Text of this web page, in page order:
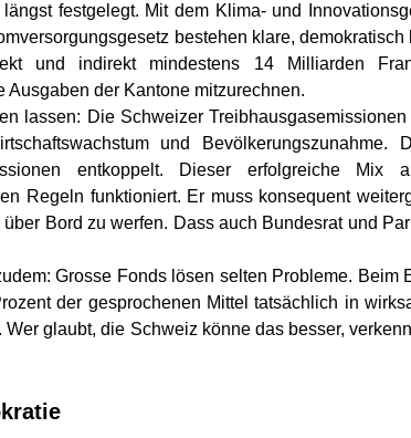
festgelegt. Mit dem Klima- und
bestehen klare, demokratisch
und indirekt mindestens 14 Milliarden
Ausgaben der Kantone mitzurechnen.
lassen: Die Schweizer
und Bevölkerungszunahme.
entkoppelt. Dieser erfolgreiche Mix
Regeln funktioniert. Er muss konsequent
Bord zu werfen. Dass auch Bundesrat und
Grosse Fonds lösen selten Probleme. Beim
der gesprochenen Mittel tatsächlich in
Wer glaubt, die Schweiz könne das besser,